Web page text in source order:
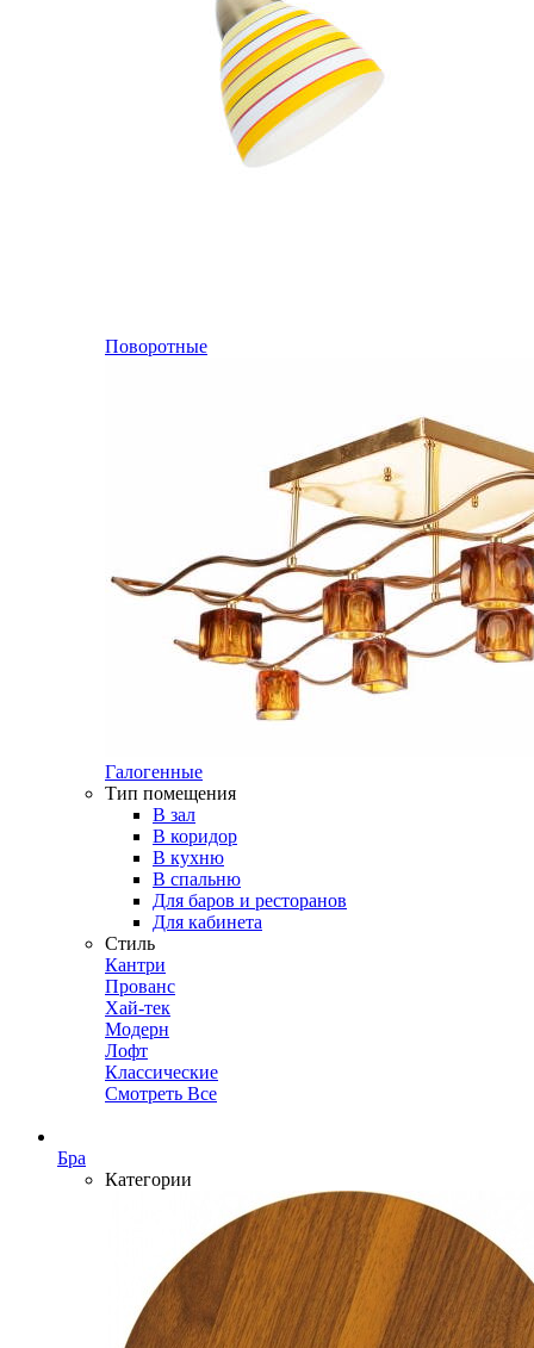
Поворотные
Галогенные
Тип помещения
В зал
В коридор
В кухню
В спальню
Для баров и ресторанов
Для кабинета
Стиль
Кантри
Прованс
Хай-тек
Модерн
Лофт
Классические
Смотреть Все
Бра
Категории